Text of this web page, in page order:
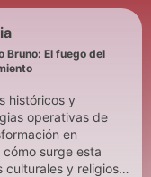
históricos y
operativas de
en
surge esta
y religiosas